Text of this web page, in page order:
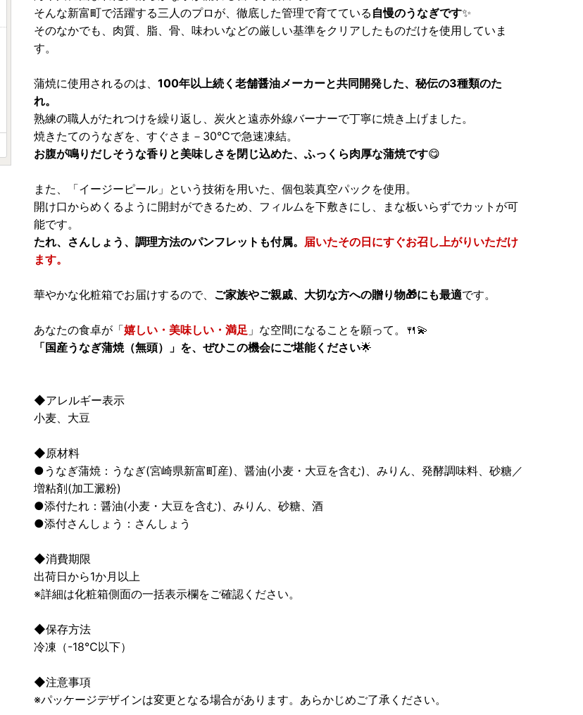
そんな新富町で活躍する三人のプロが、徹底した管理で育てている 自慢のうなぎです✨
そのなかでも、肉質、脂、骨、味わいなどの厳しい基準をクリアしたものだけを使用していま
す。
蒲焼に使用されるのは、 100年以上続く老舗醤油メーカーと共同開発した、秘伝の3種類のた
れ。
熟練の職人がたれつけを繰り返し、炭火と遠赤外線バーナーで丁寧に焼き上げました。
焼きたてのうなぎを、すぐさま－30℃で急速凍結。
お腹が鳴りだしそうな香りと美味しさを閉じ込めた、ふっくら肉厚な蒲焼です😋
また、「イージーピール」という技術を用いた、個包装真空パックを使用。
開け口からめくるように開封ができるため、フィルムを下敷きにし、まな板いらずでカットが可
能です。
たれ、さんしょう、調理方法のパンフレットも付属。 届いたその日にすぐお召し上がりいただけ
ます。
華やかな化粧箱でお届けするので、 ご家族やご親戚、大切な方への贈り物🎁にも最適です。
あなたの食卓が「嬉しい・美味しい・満足 」な空間になることを願って。🍴💫
「国産うなぎ蒲焼（無頭）」を、ぜひこの機会にご堪能ください🌟
◆アレルギー表示
小麦、大豆
◆原材料
●うなぎ蒲焼：うなぎ(宮崎県新富町産)、醤油(小麦・大豆を含む)、みりん、発酵調味料、砂糖／
増粘剤(加工澱粉)
●添付たれ：醤油(小麦・大豆を含む)、みりん、砂糖、酒
●添付さんしょう：さんしょう
◆消費期限
出荷日から1か月以上
※詳細は化粧箱側面の一括表示欄をご確認ください。
◆保存方法
冷凍（-18℃以下）
◆注意事項
※パッケージデザインは変更となる場合があります。あらかじめご了承ください。